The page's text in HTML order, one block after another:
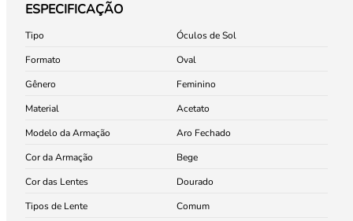
ESPECIFICAÇÃO
Tipo
Óculos de Sol
Formato
Oval
Gênero
Feminino
Material
Acetato
Modelo da Armação
Aro Fechado
Cor da Armação
Bege
Cor das Lentes
Dourado
Tipos de Lente
Comum